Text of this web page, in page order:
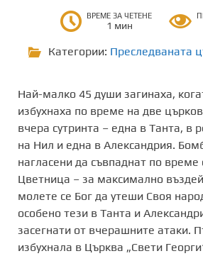
ВРЕМЕ ЗА ЧЕТЕНЕ
1 мин
Категории: Преследваната
Най-малко 45 души загинаха,
избухнаха по време на две
вчера сутринта – една в Танта, в
на Нил и една в Александрия.
нагласени да съвпаднат по време
Цветница – за максимално
молете се Бог да утеши Своя
особено тези в Танта и
засегнати от вчерашните атаки.
избухнала в Църква „Свети